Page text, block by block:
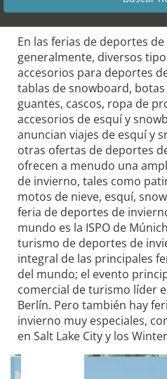
En las ferias de deportes
generalmente, diversos
accesorios para deportes
tablas de snowboard,
guantes, cascos, ropa de
accesorios de esquí y
anuncian viajes de esquí y
otras ofertas de deportes
ofrecen a menudo una
de invierno, tales como
motos de nieve, esquí,
feria de deportes de
mundo es la ISPO de
turismo de deportes de
integral de las principales
del mundo; el evento
comercial de turismo líder
Berlín. Pero también hay
invierno muy especiales,
en Salt Lake City y los